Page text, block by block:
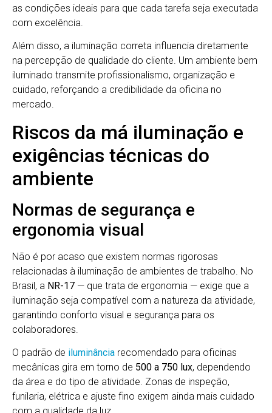
as condições ideais para que cada tarefa seja executada
com excelência.
Além disso, a iluminação correta influencia diretamente
na percepção de qualidade do cliente. Um ambiente bem
iluminado transmite profissionalismo, organização e
cuidado, reforçando a credibilidade da oficina no
mercado.
Riscos da má iluminação e
exigências técnicas do
ambiente
Normas de segurança e
ergonomia visual
Não é por acaso que existem normas rigorosas
relacionadas à iluminação de ambientes de trabalho. No
Brasil, a NR-17 — que trata de ergonomia — exige que a
iluminação seja compatível com a natureza da atividade,
garantindo conforto visual e segurança para os
colaboradores.
O padrão de iluminância recomendado para oficinas
mecânicas gira em torno de 500 a 750 lux, dependendo
da área e do tipo de atividade. Zonas de inspeção,
funilaria, elétrica e ajuste fino exigem ainda mais cuidado